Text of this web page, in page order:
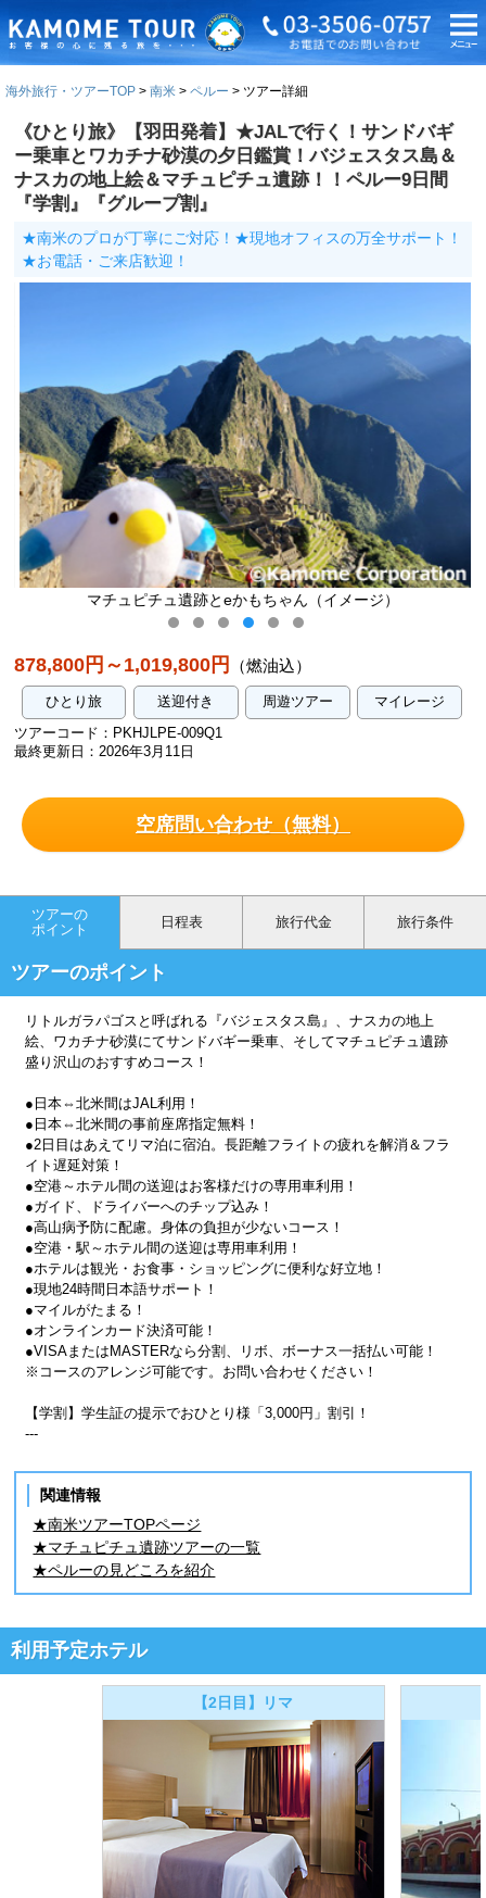
海外旅行・ツアーTOP 南米 ペルー ツアー詳細
《ひとり旅》【羽田発着】★JALで行く！サンドバギ
ー乗車とワカチナ砂漠の夕日鑑賞！バジェスタス島＆
ナスカの地上絵＆マチュピチュ遺跡！！ペルー9日間
『学割』『グループ割』
★南米のプロが丁寧にご対応！★現地オフィスの万全サポート！
★お電話・ご来店歓迎！
マチュピチュ遺跡とeかもちゃん（イメージ）
878,800円～1,019,800円 （燃油込）
ひとり旅 送迎付き 周遊ツアー
マイレージ
ツアーコード：PKHJLPE-009Q1
最終更新日：2026年3月11日
空席問い合わせ（無料）
ツアーの
ポイント
日程表 旅行代金 旅行条件
ツアーのポイント
リトルガラパゴスと呼ばれる『バジェスタス島』、ナスカの地上
絵、ワカチナ砂漠にてサンドバギー乗車、そしてマチュピチュ遺跡
盛り沢山のおすすめコース！
●日本⇔北米間はJAL利用！
●日本⇔北米間の事前座席指定無料！
●2日目はあえてリマ泊に宿泊。長距離フライトの疲れを解消＆フラ
イト遅延対策！
●空港～ホテル間の送迎はお客様だけの専用車利用！
●ガイド、ドライバーへのチップ込み！
●高山病予防に配慮。身体の負担が少ないコース！
●空港・駅～ホテル間の送迎は専用車利用！
●ホテルは観光・お食事・ショッピングに便利な好立地！
●現地24時間日本語サポート！
●マイルがたまる！
●オンラインカード決済可能！
●VISAまたはMASTERなら分割、リボ、ボーナス一括払い可能！
※コースのアレンジ可能です。お問い合わせください！
【学割】学生証の提示でおひとり様「3,000円」割引！
---
関連情報
★南米ツアーTOPページ
★マチュピチュ遺跡ツアーの一覧
★ペルーの見どころを紹介
利用予定ホテル
【2日目】リマ